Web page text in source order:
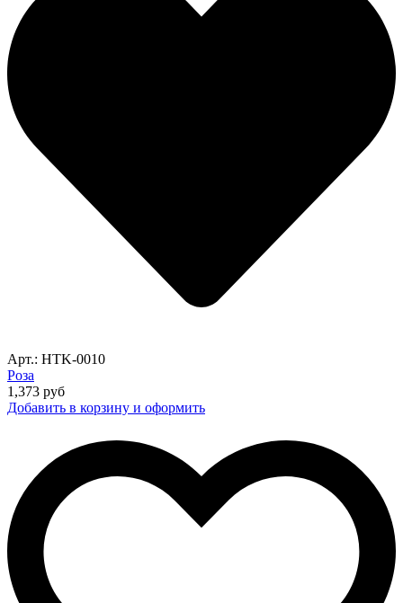
Арт.: HTK-0010
Роза
1,373 руб
Добавить в корзину и оформить